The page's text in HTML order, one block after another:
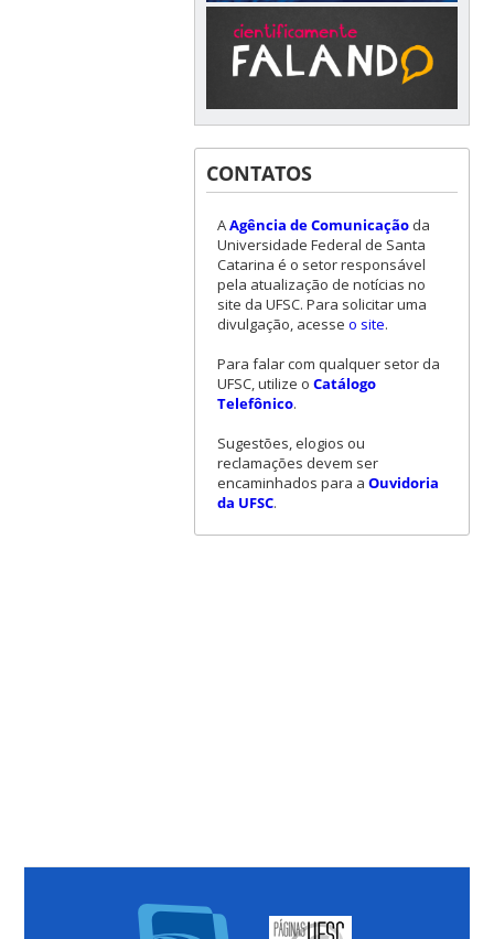
CONTATOS
AAgência de Comunicaçãoda
Universidade Federal de Santa
Catarina é o setor responsável
pela atualização de notícias no
site da UFSC. Para solicitar uma
divulgação, acesse o site.
Para falar com qualquer setor da
UFSC, utilize o Catálogo
Telefônico.
Sugestões, elogios ou
reclamações devem ser
encaminhados para a Ouvidoria
da UFSC.